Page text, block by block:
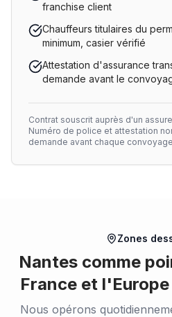
franchise client
Chauffeurs titulaires du
minimum, casier vérifié
Attestation d'assurance
demande avant le
Contrat souscrit auprès d'un
Numéro de police et attestation
demande avant chaque
Zones
Nantes comme
France et
Nous opérons